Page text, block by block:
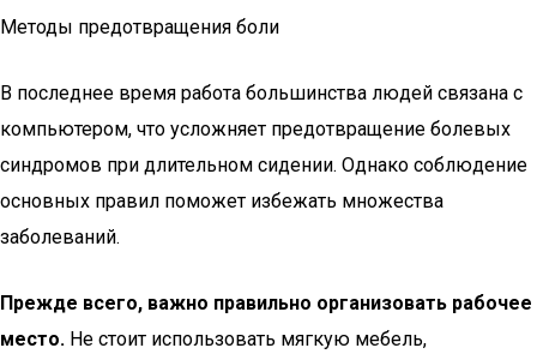
Методы предотвращения боли
В последнее время работа большинства людей связана с
компьютером, что усложняет предотвращение болевых
синдромов при длительном сидении. Однако соблюдение
основных правил поможет избежать множества
заболеваний.
Прежде всего, важно правильно организовать рабочее
место. Не стоит использовать мягкую мебель,